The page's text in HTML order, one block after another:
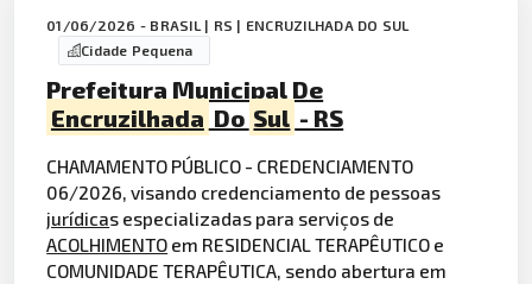
01/06/2026 - BRASIL | RS | ENCRUZILHADA DO SUL
Cidade Pequena
Prefeitura Municipal De
Encruzilhada Do Sul - RS
CHAMAMENTO PÚBLICO - CREDENCIAMENTO
06/2026, visando credenciamento de pessoas
jurídicas especializadas para serviços de
ACOLHIMENTO em RESIDENCIAL TERAPÊUTICO e
COMUNIDADE TERAPÊUTICA, sendo abertura em